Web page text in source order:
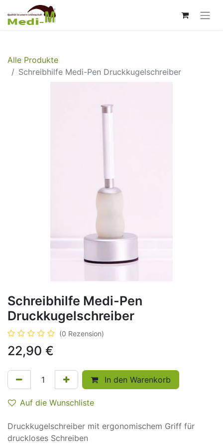
Alle Produkte
Schreibhilfe Medi-Pen Druckkugelschreiber
Schreibhilfe Medi-Pen
Druckkugelschreiber
(0 Rezension)
22,90 €
In den Warenkorb
Auf die Wunschliste
Druckkugelschreiber mit ergonomischem Griff für
druckloses Schreiben